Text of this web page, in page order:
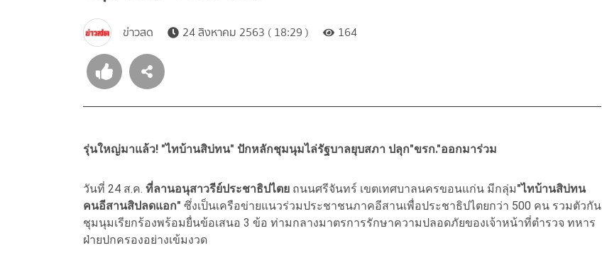
ข่าวสด 24 สิงหาคม 2563 ( 18:29 ) 164
รุ่นใหญ่มาแล้ว! "ไทบ้านสิบ่ทน" ปักหลักชุมนุมไล่รัฐบาลยุบสภา ปลุก"ขรก."ออกมาร่วม
วันที่ 24 ส.ค. ที่ลานอนุสาวรีย์ประชาธิปไตย ถนนศรีจันทร์ เขตเทศบาลนครขอนแก่น มีกลุ่ม"ไทบ้านสิบ่ทน
คนอีสานสิปลดแอก" ซึ่งเป็นเครือข่ายแนวร่วมประชาชนภาคอีสานเพื่อประชาธิปไตยกว่า 500 คน รวมตัวกัน
ชุมนุมเรียกร้องพร้อมยื่นข้อเสนอ 3 ข้อ ท่ามกลางมาตรการรักษาความปลอดภัยของเจ้าหน้าที่ตำรวจ ทหาร
ฝ่ายปกครองอย่างเข้มงวด